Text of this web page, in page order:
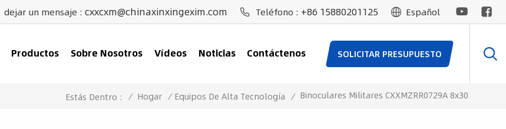
dejar un mensaje : cxxcxm@chinaxinxingexim.com Teléfono : +86 15880201125 Español
Productos Sobre Nosotros Vídeos Noticias Contáctenos SOLICITAR PRESUPUESTO
Estás Dentro : / Hogar / Equipos De Alta Tecnología / Binoculares Militares CXXMZRR0729A 8x30